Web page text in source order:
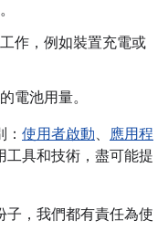
作，例如裝置充電或
電池用量。
使用者啟動、 應用程
工具和技術，盡可能提
子，我們都有責任為使